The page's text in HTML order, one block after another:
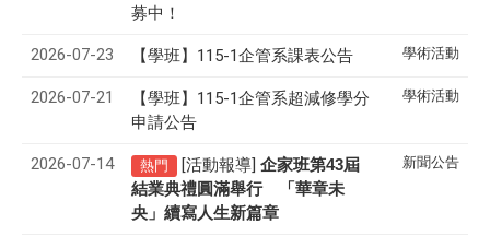
募中！
2026-07-23 【學班】115-1企管系課表公告 學術活動
2026-07-21
【學班】115-1企管系超減修學分
申請公告
學術活動
2026-07-14 熱門 [活動報導] 企家班第43屆
結業典禮圓滿舉行 「華章未
央」續寫人生新篇章
新聞公告